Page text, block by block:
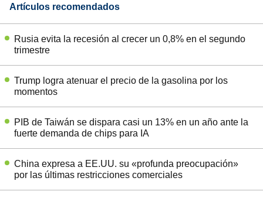
Artículos recomendados
Rusia evita la recesión al crecer un 0,8% en el segundo
trimestre
Trump logra atenuar el precio de la gasolina por los
momentos
PIB de Taiwán se dispara casi un 13% en un año ante la
fuerte demanda de chips para IA
China expresa a EE.UU. su «profunda preocupación»
por las últimas restricciones comerciales